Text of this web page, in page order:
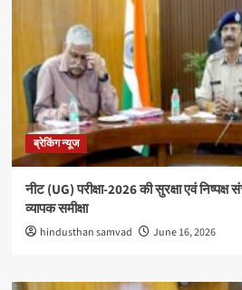
ब्रेकिंग न्यूज
नीट (UG) परीक्षा-2026 की सुरक्षा एवं
व्यापक समीक्षा
hindusthan samvad June 16, 2026